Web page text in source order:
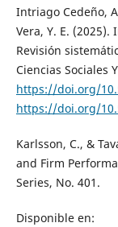
Intriago Cedeño,
Vera, Y. E.
Revisión
Ciencias Sociales
https://doi.org/
https://doi.org/
Karlsson, C., &
and Firm
Series, No. 401.
Disponible en: